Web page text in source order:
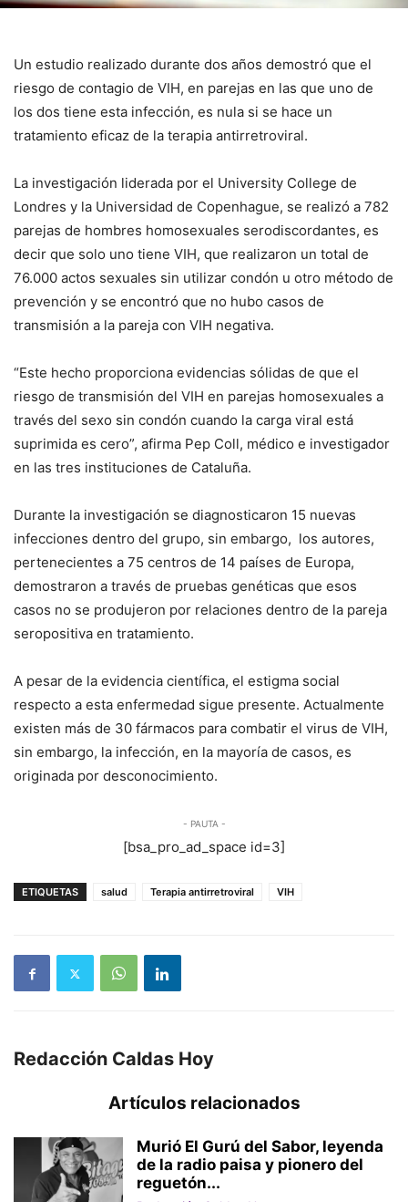
Un estudio realizado durante dos años demostró que el
riesgo de contagio de VIH, en parejas en las que uno de
los dos tiene esta infección, es nula si se hace un
tratamiento eficaz de la terapia antirretroviral.
La investigación liderada por el University College de
Londres y la Universidad de Copenhague, se realizó a 782
parejas de hombres homosexuales serodiscordantes, es
decir que solo uno tiene VIH, que realizaron un total de
76.000 actos sexuales sin utilizar condón u otro método de
prevención y se encontró que no hubo casos de
transmisión a la pareja con VIH negativa.
“Este hecho proporciona evidencias sólidas de que el
riesgo de transmisión del VIH en parejas homosexuales a
través del sexo sin condón cuando la carga viral está
suprimida es cero”, afirma Pep Coll, médico e investigador
en las tres instituciones de Cataluña.
Durante la investigación se diagnosticaron 15 nuevas
infecciones dentro del grupo, sin embargo, los autores,
pertenecientes a 75 centros de 14 países de Europa,
demostraron a través de pruebas genéticas que esos
casos no se produjeron por relaciones dentro de la pareja
seropositiva en tratamiento.
A pesar de la evidencia científica, el estigma social
respecto a esta enfermedad sigue presente. Actualmente
existen más de 30 fármacos para combatir el virus de VIH,
sin embargo, la infección, en la mayoría de casos, es
originada por desconocimiento.
- PAUTA -
[bsa_pro_ad_space id=3]
ETIQUETAS salud Terapia antirretroviral VIH
Redacción Caldas Hoy
Artículos relacionados
Murió El Gurú del Sabor, leyenda
de la radio paisa y pionero del
reguetón...